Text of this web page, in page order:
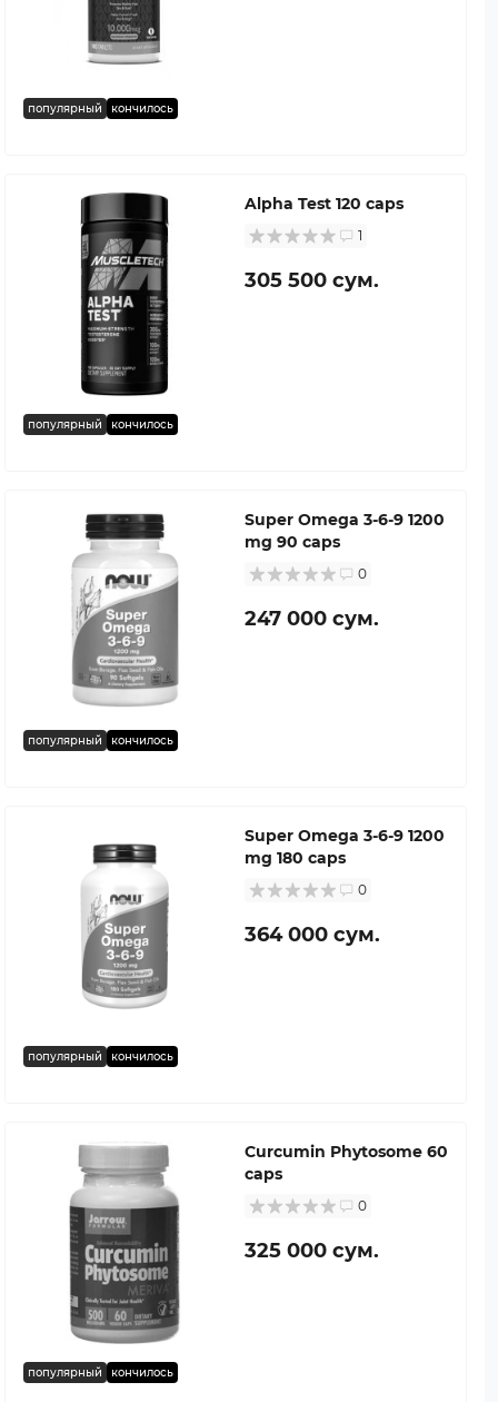
популярный кончилось
популярный кончилось
Alpha Test 120 caps
1
305 500 сум.
популярный кончилось
Super Omega 3-6-9 1200
mg 90 caps
0
247 000 сум.
популярный кончилось
Super Omega 3-6-9 1200
mg 180 caps
0
364 000 сум.
популярный кончилось
Curcumin Phytosome 60
caps
0
325 000 сум.